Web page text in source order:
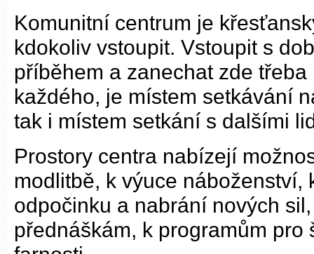
Komunitní centrum je
kdokoliv vstoupit. Vstoupit s
příběhem a zanechat zde
každého, je místem setkávání
tak i místem setkání s dalšími
Prostory centra nabízejí
modlitbě, k výuce
odpočinku a nabrání nových
přednáškám, k programům